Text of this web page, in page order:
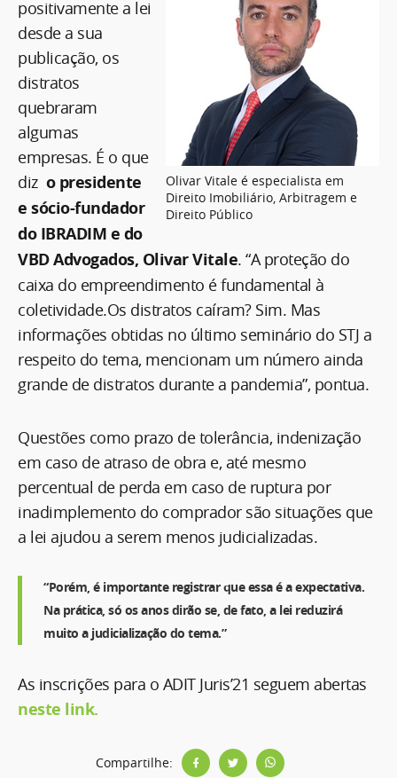
Olivar Vitale é especialista em
Direito Imobiliário, Arbitragem e
Direito Público
positivamente a lei
desde a sua
publicação, os
distratos
quebraram
algumas
empresas. É o que
diz o presidente
e sócio-fundador
do IBRADIM e do
VBD Advogados, Olivar Vitale. “A proteção do
caixa do empreendimento é fundamental à
coletividade.Os distratos caíram? Sim. Mas
informações obtidas no último seminário do STJ a
respeito do tema, mencionam um número ainda
grande de distratos durante a pandemia”, pontua.
Questões como prazo de tolerância, indenização
em caso de atraso de obra e, até mesmo
percentual de perda em caso de ruptura por
inadimplemento do comprador são situações que
a lei ajudou a serem menos judicializadas.
“Porém, é importante registrar que essa é a expectativa.
Na prática, só os anos dirão se, de fato, a lei reduzirá
muito a judicialização do tema.”
As inscrições para o ADIT Juris’21 seguem abertas
neste link.
Compartilhe: